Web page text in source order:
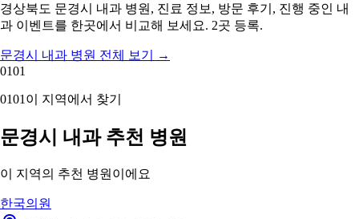
경상북도 문경시 내과 병원, 진료 정보, 방문 후기, 진행 중인 내
과 이벤트를 한곳에서 비교해 보세요. 2곳 등록.
문경시 내과 병원 전체 보기
→
0101
0101 이 지역에서 찾기
문경시 내과 추천 병원
이 지역의 추천 병원이에요
한국의원